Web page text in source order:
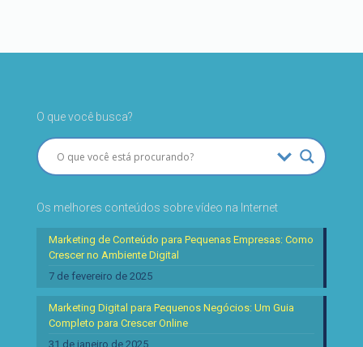
O que você busca?
Os melhores conteúdos sobre vídeo na Internet
Marketing de Conteúdo para Pequenas Empresas: Como
Crescer no Ambiente Digital
7 de fevereiro de 2025
Marketing Digital para Pequenos Negócios: Um Guia
Completo para Crescer Online
31 de janeiro de 2025